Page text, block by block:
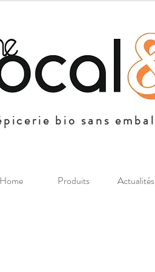
bio sans
Produits Actualités